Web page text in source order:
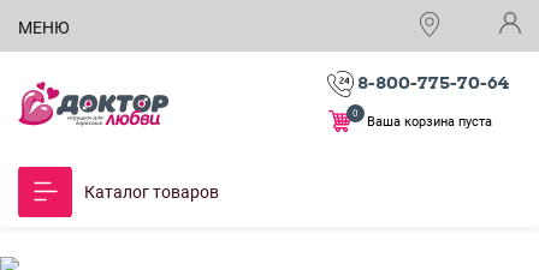
МЕНЮ
8-800-775-70-64
Ваша корзина пуста
0
Каталог товаров